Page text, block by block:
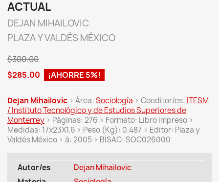
ACTUAL
DEJAN MIHAILOVIC
PLAZA Y VALDÉS MÉXICO
$300.00
$285.00
¡AHORRE 5%!
Dejan Mihailovic > Área: Sociología > Coeditor/es: ITESM
/ Instituto Tecnológico y de Estudios Superiores de
Monterrey > Páginas: 276 > Formato: Libro impreso >
Medidas: 17x23X1.6 > Peso (Kg): 0.487 > Editor: Plaza y
Valdés México > â: 2005 > BISAC: SOC026000
Autor/es
Dejan Mihailovic